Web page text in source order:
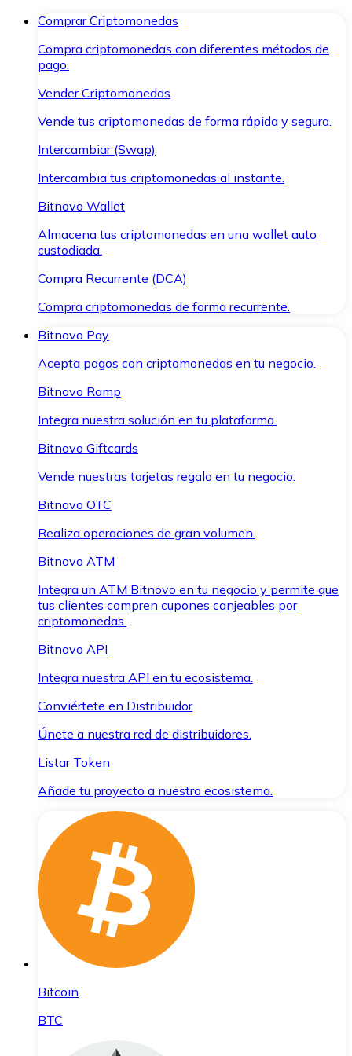
Comprar Criptomonedas
Compra criptomonedas con diferentes métodos de
pago.
Vender Criptomonedas
Vende tus criptomonedas de forma rápida y segura.
Intercambiar (Swap)
Intercambia tus criptomonedas al instante.
Bitnovo Wallet
Almacena tus criptomonedas en una wallet auto
custodiada.
Compra Recurrente (DCA)
Compra criptomonedas de forma recurrente.
Bitnovo Pay
Acepta pagos con criptomonedas en tu negocio.
Bitnovo Ramp
Integra nuestra solución en tu plataforma.
Bitnovo Giftcards
Vende nuestras tarjetas regalo en tu negocio.
Bitnovo OTC
Realiza operaciones de gran volumen.
Bitnovo ATM
Integra un ATM Bitnovo en tu negocio y permite que
tus clientes compren cupones canjeables por
criptomonedas.
Bitnovo API
Integra nuestra API en tu ecosistema.
Conviértete en Distribuidor
Únete a nuestra red de distribuidores.
Listar Token
Añade tu proyecto a nuestro ecosistema.
Bitcoin
BTC